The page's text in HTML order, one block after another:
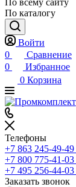
По всему сайту
По каталогу
Войти
0
Сравнение
0
Избранное
0 Корзина
Телефоны
+7 863 245-49-49
+7 800 775-41-03
+7 495 256-44-03
Заказать звонок